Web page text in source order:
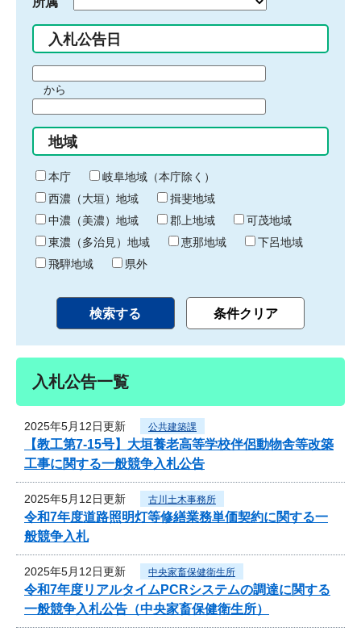
入札公告日
間
始
り
から
間
終
わ
り
地域
本庁
岐阜地域（本庁除く）
西濃（大垣）地域
揖斐地域
中濃（美濃）地域
郡上地域
可茂地域
東濃（多治見）地域
恵那地域
下呂地域
飛騨地域
県外
入札公告一覧
2025年5月12日更新 公共建築課
【教工第7-15号】大垣養老高等学校伴侶動物舎等改築
工事に関する一般競争入札公告
2025年5月12日更新 古川土木事務所
令和7年度道路照明灯等修繕業務単価契約に関する一
般競争入札
2025年5月12日更新 中央家畜保健衛生所
令和7年度リアルタイムPCRシステムの調達に関する
一般競争入札公告（中央家畜保健衛生所）